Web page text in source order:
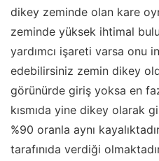
dikey zeminde olan kare
zeminde yüksek ihtimal
yardımcı işareti varsa onu
edebilirsiniz zemin dikey
görünürde giriş yoksa en
kısmıda yine dikey olarak
%90 oranla aynı
tarafınıda verdiği